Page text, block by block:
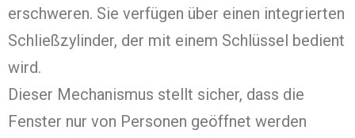
erschweren. Sie verfügen über einen integrierten
Schließzylinder, der mit einem Schlüssel bedient
wird.
Dieser Mechanismus stellt sicher, dass die
Fenster nur von Personen geöffnet werden